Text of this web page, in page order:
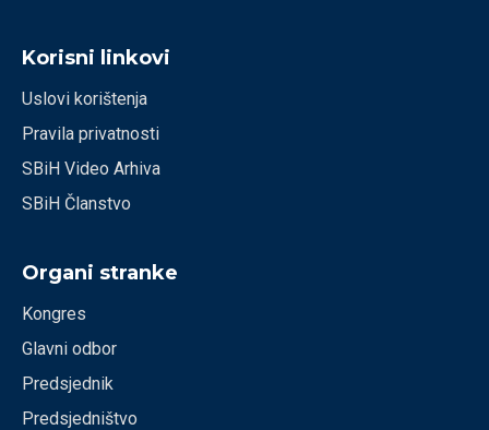
Korisni linkovi
Uslovi korištenja
Pravila privatnosti
SBiH Video Arhiva
SBiH Članstvo
Organi stranke
Kongres
Glavni odbor
Predsjednik
Predsjedništvo